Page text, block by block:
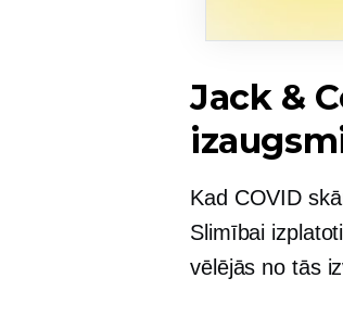
Jack &
Kad COVID
Slimībai
vēlējās no tās